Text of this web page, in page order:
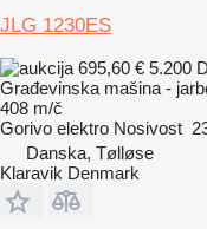
JLG 1230ES
695,60 € 5.200
Građevinska mašina -
408 m/č
Gorivo elektro Nosivost
Danska, Tølløse
Klaravik Denmark